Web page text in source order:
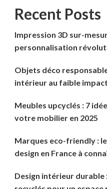
Recent Posts
Impression 3D sur-
personnalisation
Objets déco
intérieur au faible
Meubles upcyclés : 7
votre mobilier en 2025
Marques eco-friendly :
design en France à
Design intérieur